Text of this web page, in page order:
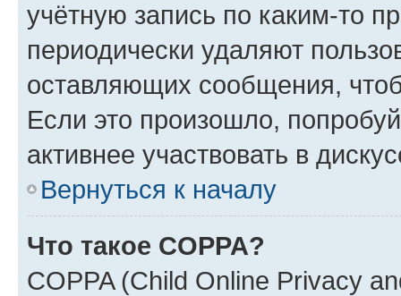
учётную запись по каким-то
периодически удаляют
оставляющих сообщения,
Если это произошло,
активнее участвовать в
Вернуться к началу
Что такое COPPA?
COPPA (Child Online Privacy